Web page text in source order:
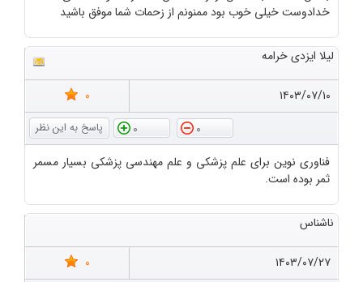
خدادوست خیلی خوب بود ممنونم از زحمات شما موفق باشید
لیلا ایزدی خرامه
۱۴۰۳/۰۷/۱۰
0
0
0
فناوری نوین برای علم پزشکی و علم مهندسی پزشکی بسیار مسمر
ثمر بوده است.
ناشناس
۱۴۰۳/۰۷/۲۷
0